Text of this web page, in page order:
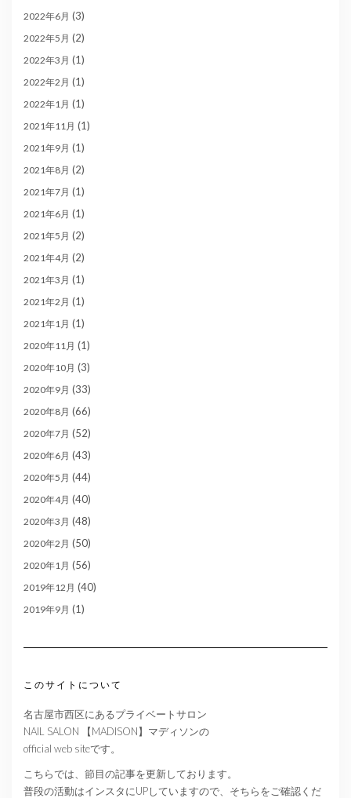
2022年6月 (3)
2022年5月 (2)
2022年3月 (1)
2022年2月 (1)
2022年1月 (1)
2021年11月 (1)
2021年9月 (1)
2021年8月 (2)
2021年7月 (1)
2021年6月 (1)
2021年5月 (2)
2021年4月 (2)
2021年3月 (1)
2021年2月 (1)
2021年1月 (1)
2020年11月 (1)
2020年10月 (3)
2020年9月 (33)
2020年8月 (66)
2020年7月 (52)
2020年6月 (43)
2020年5月 (44)
2020年4月 (40)
2020年3月 (48)
2020年2月 (50)
2020年1月 (56)
2019年12月 (40)
2019年9月 (1)
このサイトについて
名古屋市西区にあるプライベートサロン
NAIL SALON 【MADISON】マディソンの
official web siteです。
こちらでは、節目の記事を更新しております。
普段の活動はインスタにUPしていますので、そちらをご確認くだ